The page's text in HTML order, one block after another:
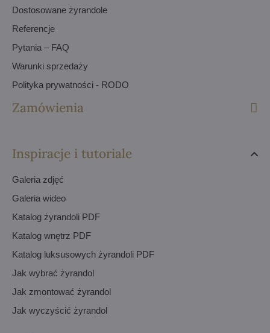
Dostosowane żyrandole
Referencje
Pytania – FAQ
Warunki sprzedaży
Polityka prywatności - RODO
Zamówienia
Inspiracje i tutoriale
Galeria zdjęć
Galeria wideo
Katalog żyrandoli PDF
Katalog wnętrz PDF
Katalog luksusowych żyrandoli PDF
Jak wybrać żyrandol
Jak zmontować żyrandol
Jak wyczyścić żyrandol